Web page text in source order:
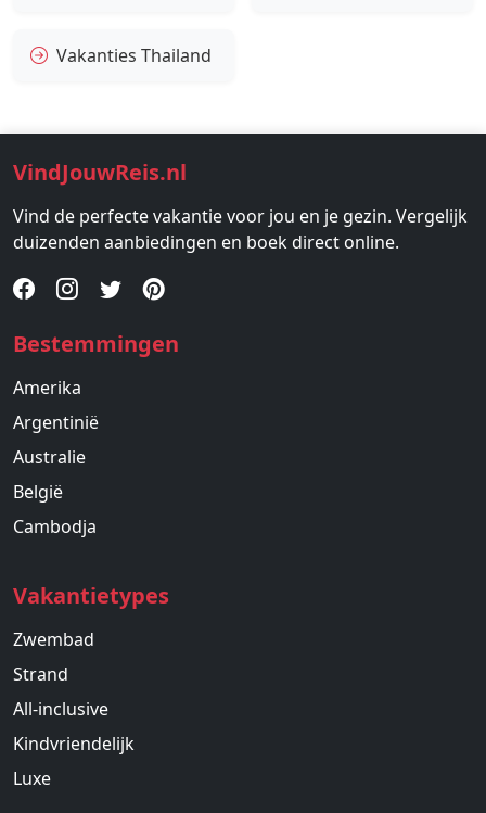
Vakanties Thailand
VindJouwReis.nl
Vind de perfecte vakantie voor jou en je gezin. Vergelijk
duizenden aanbiedingen en boek direct online.
Bestemmingen
Amerika
Argentinië
Australie
België
Cambodja
Vakantietypes
Zwembad
Strand
All-inclusive
Kindvriendelijk
Luxe